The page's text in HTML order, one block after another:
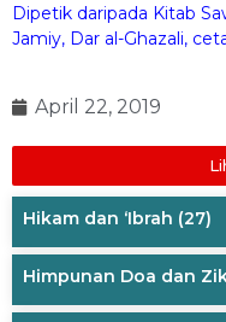
Dipetik daripada Kitab
Jamiy, Dar al-Ghazali,
April 22, 2019
Hikam dan ‘Ibrah (27)
Himpunan Doa dan